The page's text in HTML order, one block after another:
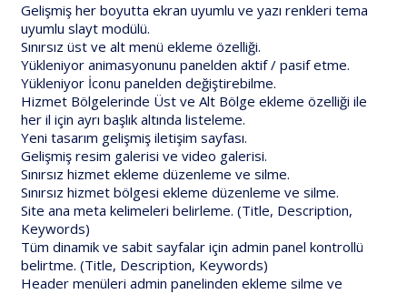
Gelişmiş her boyutta ekran uyumlu ve yazı renkleri tema
uyumlu slayt modülü.
Sınırsız üst ve alt menü ekleme özelliği.
Yükleniyor animasyonunu panelden aktif / pasif etme.
Yükleniyor İconu panelden değiştirebilme.
Hizmet Bölgelerinde Üst ve Alt Bölge ekleme özelliği ile
her il için ayrı başlık altında listeleme.
Yeni tasarım gelişmiş iletişim sayfası.
Gelişmiş resim galerisi ve video galerisi.
Sınırsız hizmet ekleme düzenleme ve silme.
Sınırsız hizmet bölgesi ekleme düzenleme ve silme.
Site ana meta kelimeleri belirleme. (Title, Description,
Keywords)
Tüm dinamik ve sabit sayfalar için admin panel kontrollü
belirtme. (Title, Description, Keywords)
Header menüleri admin panelinden ekleme silme ve